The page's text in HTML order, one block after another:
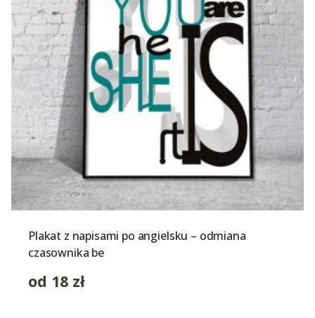
Plakat z napisami po angielsku – odmiana
czasownika be
od 18 zł